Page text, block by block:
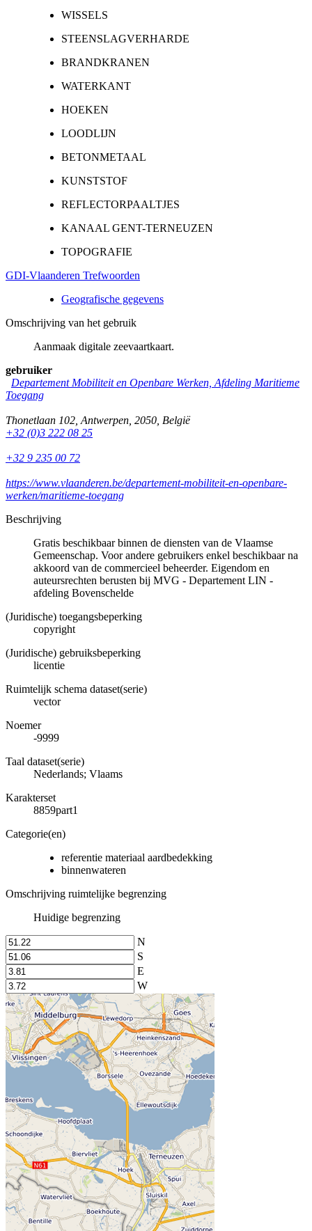
WISSELS
STEENSLAGVERHARDE
BRANDKRANEN
WATERKANT
HOEKEN
LOODLIJN
BETONMETAAL
KUNSTSTOF
REFLECTORPAALTJES
KANAAL GENT-TERNEUZEN
TOPOGRAFIE
GDI-Vlaanderen Trefwoorden
Geografische gegevens
Omschrijving van het gebruik
Aanmaak digitale zeevaartkaart.
gebruiker
Departement Mobiliteit en Openbare Werken, Afdeling Maritieme
Toegang
Thonetlaan 102 Antwerpen 2050 België
+32 (0)3 222 08 25
+32 9 235 00 72
https://www.vlaanderen.be/departement-mobiliteit-en-openbare-
werken/maritieme-toegang
Beschrijving
Gratis beschikbaar binnen de diensten van de Vlaamse
Gemeenschap. Voor andere gebruikers enkel beschikbaar na
akkoord van de commercieel beheerder. Eigendom en
auteursrechten berusten bij MVG - Departement LIN -
afdeling Bovenschelde
(Juridische) toegangsbeperking
copyright
(Juridische) gebruiksbeperking
licentie
Ruimtelijk schema dataset(serie)
vector
Noemer
-9999
Taal dataset(serie)
Nederlands; Vlaams
Karakterset
8859part1
Categorie(en)
referentie materiaal aardbedekking
binnenwateren
Omschrijving ruimtelijke begrenzing
Huidige begrenzing
N
S
E
W